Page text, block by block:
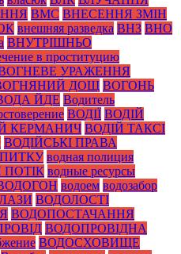
ВМС ВНЕСЕННЯ ЗМІН
внешняя разведка ВНЗ ВНО
ВНУТРІШНЬО
в проституцию
УРАЖЕННЯ
ДОЩ ВОГОНЬ
ЙДЕ Водитель
ВОДІЇ ВОДІЙ
КЕРМАНИЧ ВОДІЙ ТАКСІ
ВОДІЙСЬКІ ПРАВА
водная полиция
водные ресурсы
водоем водозабор
ВОДОЛОСТІ
ВОДОПОСТАЧАННЯ
ВОДОПРОВІДНА
ВОДОСХОВИЩЕ